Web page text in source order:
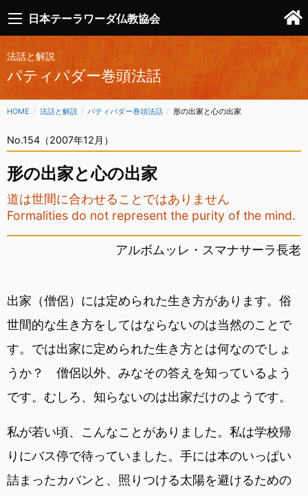
日本テーラワーダ仏教協会
法話と解説
パティパダー巻頭法話
HOME 法話と解説 パティパダー巻頭法話 CURRENT:
形の出家と心の出家
No.154（2007年12月）
形の出家と心の出家
道は世間に合わせることではありません
Formalities do not represent the purity of the mind.
アルボムッレ・スマナサーラ長老
出家（僧侶）には定められた生き方があります。俗
世間的な生き方をしてはならないのは当然のことで
す。では出家に定められた生き方とは何なのでしょ
うか？ 僧侶以外、みなその答えを知っているよう
です。むしろ、知らないのは出家だけのようです。
私が若い頃、こんなことがありました。私は学校帰
りにバス停で待っていました。手には本のいっぱい
詰まったカバンと、照りつける太陽を避けるための